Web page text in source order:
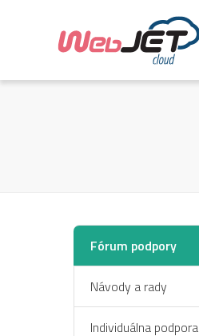
Fórum podpory
Návody a rady
Individuálna podpora